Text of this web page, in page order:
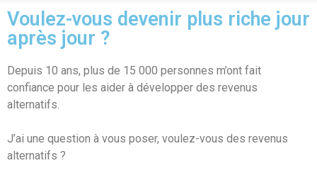
ce
b
o
o
k
ail at
s
A
p
ta
er
Voulez-vous devenir plus riche jour
après jour ?
Depuis 10 ans, plus de 15 000 personnes m’ont fait
confiance pour les aider à développer des revenus
alternatifs.
J’ai une question à vous poser, voulez-vous des revenus
alternatifs ?